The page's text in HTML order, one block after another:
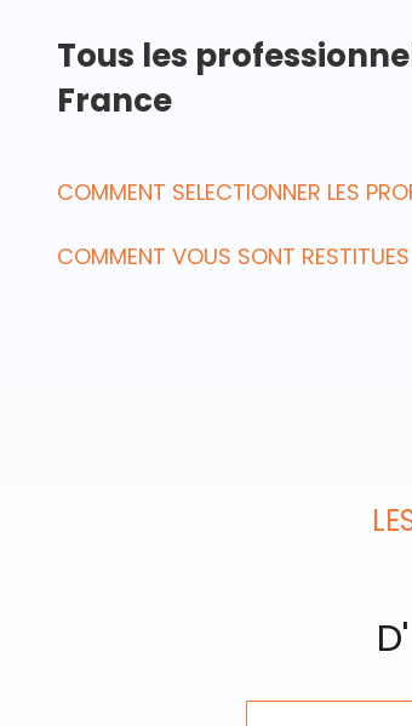
Tous les
France
COMMENT SELECTIONNER LES
COMMENT VOUS SONT RESTITUES